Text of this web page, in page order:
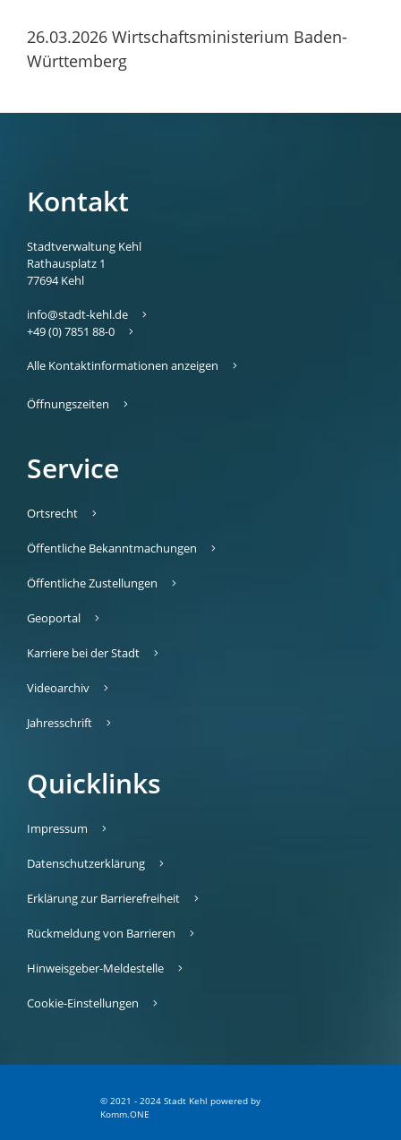
26.03.2026 Wirtschaftsministerium Baden-
Württemberg
Kontakt
Stadtverwaltung Kehl
Rathausplatz 1
77694 Kehl
info@stadt-kehl.de
+49 (0) 7851 88-0
Alle Kontaktinformationen anzeigen
Öffnungszeiten
Service
Ortsrecht
Öffentliche Bekanntmachungen
Öffentliche Zustellungen
Geoportal
Karriere bei der Stadt
Videoarchiv
Jahresschrift
Quicklinks
Impressum
Datenschutzerklärung
Erklärung zur Barrierefreiheit
Rückmeldung von Barrieren
Hinweisgeber-Meldestelle
Cookie-Einstellungen
© 2021 - 2024 Stadt Kehl powered by
Komm.ONE